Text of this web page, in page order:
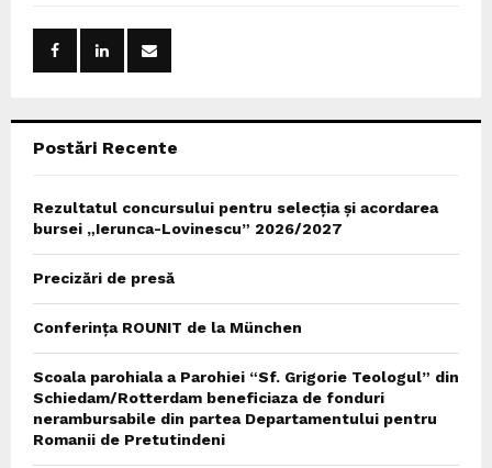
Postări Recente
Rezultatul concursului pentru selecția și acordarea
bursei „Ierunca-Lovinescu” 2026/2027
Precizări de presă
Conferința ROUNIT de la München
Scoala parohiala a Parohiei “Sf. Grigorie Teologul” din
Schiedam/Rotterdam beneficiaza de fonduri
nerambursabile din partea Departamentului pentru
Romanii de Pretutindeni